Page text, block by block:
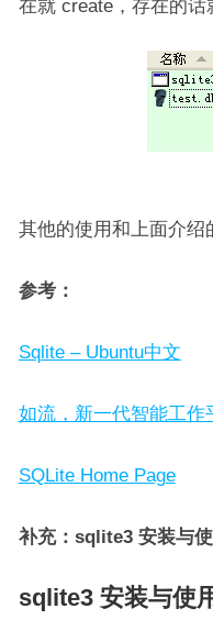
在就 create，存在的
其他的使用和上面介绍
参考：
Sqlite – Ubuntu中文
如流，新一代智能工作
SQLite Home Page
补充：sqlite3 安装与使
sqlite3 安装与使